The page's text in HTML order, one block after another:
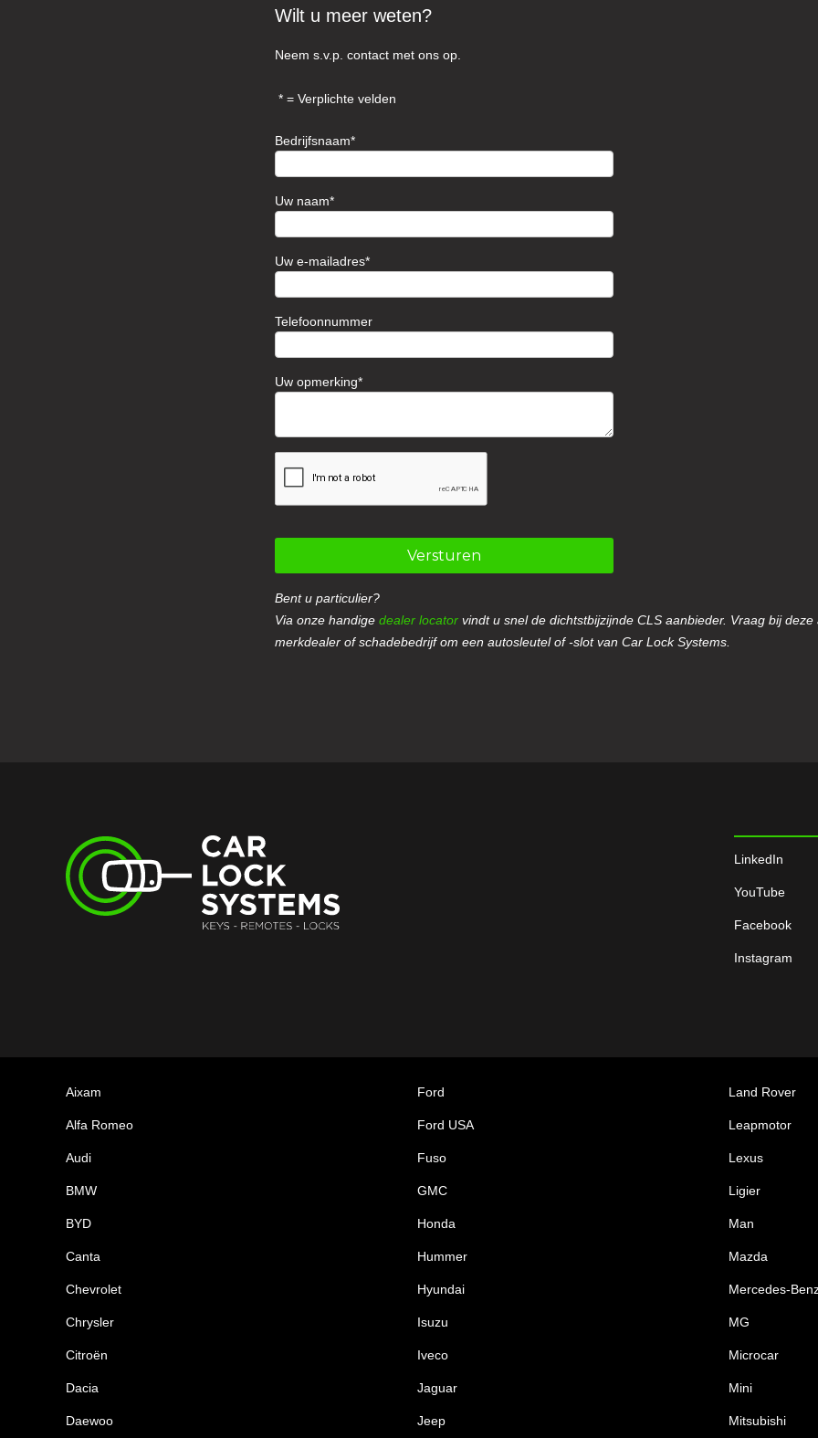
Wilt u meer weten?
Neem s.v.p. contact met ons op.
= Verplichte velden
Bedrijfsnaam
Uw naam
Uw e-mailadres
Telefoonnummer
Uw opmerking
Versturen
Bent u particulier?
Via onze handigedealer locator vindt u snel de dichtstbijzijnde CLS aanbieder. Vraag bij deze
merkdealer of schadebedrijf om een autosleutel of -slot van Car Lock Systems.
LinkedIn
YouTube
Facebook
Instagram
Aixam
Alfa Romeo
Audi
BMW
BYD
Canta
Chevrolet
Chrysler
Citroën
Dacia
Daewoo
Ford
Ford USA
Fuso
GMC
Honda
Hummer
Hyundai
Isuzu
Iveco
Jaguar
Jeep
Land Rover
Leapmotor
Lexus
Ligier
Man
Mazda
Mercedes-
MG
Microcar
Mini
Mitsubishi